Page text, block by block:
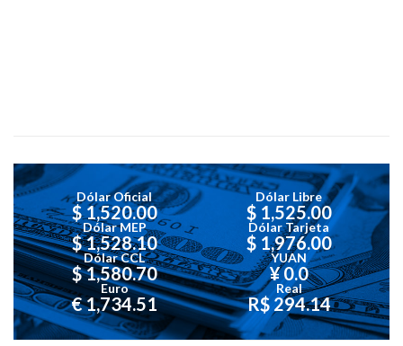
Dólar Oficial
$ 1,520.00
Dólar Libre
$ 1,525.00
Dólar MEP
$ 1,528.10
Dólar Tarjeta
$ 1,976.00
Dólar CCL
$ 1,580.70
YUAN
¥ 0.0
Euro
€ 1,734.51
Real
R$ 294.14